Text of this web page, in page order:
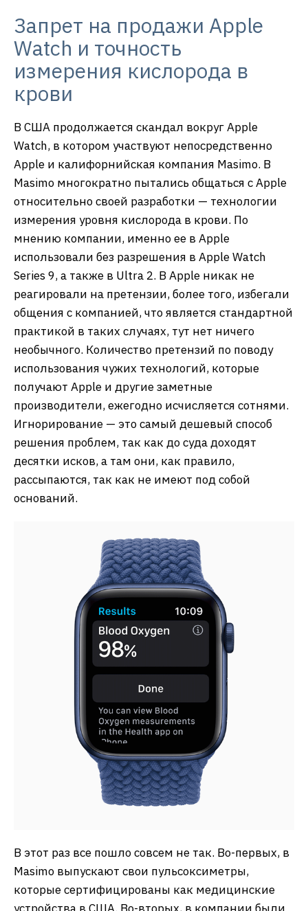
Запрет на продажи Apple
Watch и точность
измерения кислорода в
крови
В США продолжается скандал вокруг Apple
Watch, в котором участвуют непосредственно
Apple и калифорнийская компания Masimo. В
Masimo многократно пытались общаться с Apple
относительно своей разработки — технологии
измерения уровня кислорода в крови. По
мнению компании, именно ее в Apple
использовали без разрешения в Apple Watch
Series 9, а также в Ultra 2. В Apple никак не
реагировали на претензии, более того, избегали
общения с компанией, что является стандартной
практикой в таких случаях, тут нет ничего
необычного. Количество претензий по поводу
использования чужих технологий, которые
получают Apple и другие заметные
производители, ежегодно исчисляется сотнями.
Игнорирование — это самый дешевый способ
решения проблем, так как до суда доходят
десятки исков, а там они, как правило,
рассыпаются, так как не имеют под собой
оснований.
В этот раз все пошло совсем не так. Во-первых, в
Masimo выпускают свои пульсоксиметры,
которые сертифицированы как медицинские